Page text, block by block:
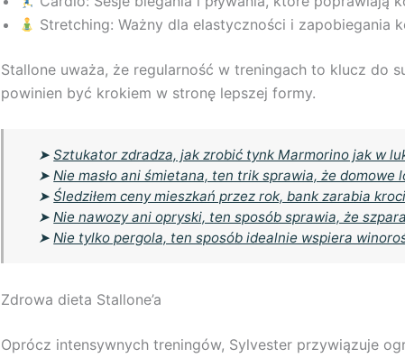
Stretching: Ważny dla elastyczności i zapobiegania
Stallone uważa, że regularność w treningach to klucz do
powinien być krokiem w stronę lepszej formy.
➤Sztukator zdradza, jak zrobić tynk Marmorino jak w
➤Nie masło ani śmietana, ten trik sprawia, że domowe
➤Śledziłem ceny mieszkań przez rok, bank zarabia
➤Nie nawozy ani opryski, ten sposób sprawia, że
➤Nie tylko pergola, ten sposób idealnie wspiera
Zdrowa dieta Stallone’a
Oprócz intensywnych treningów, Sylvester przywiązuje